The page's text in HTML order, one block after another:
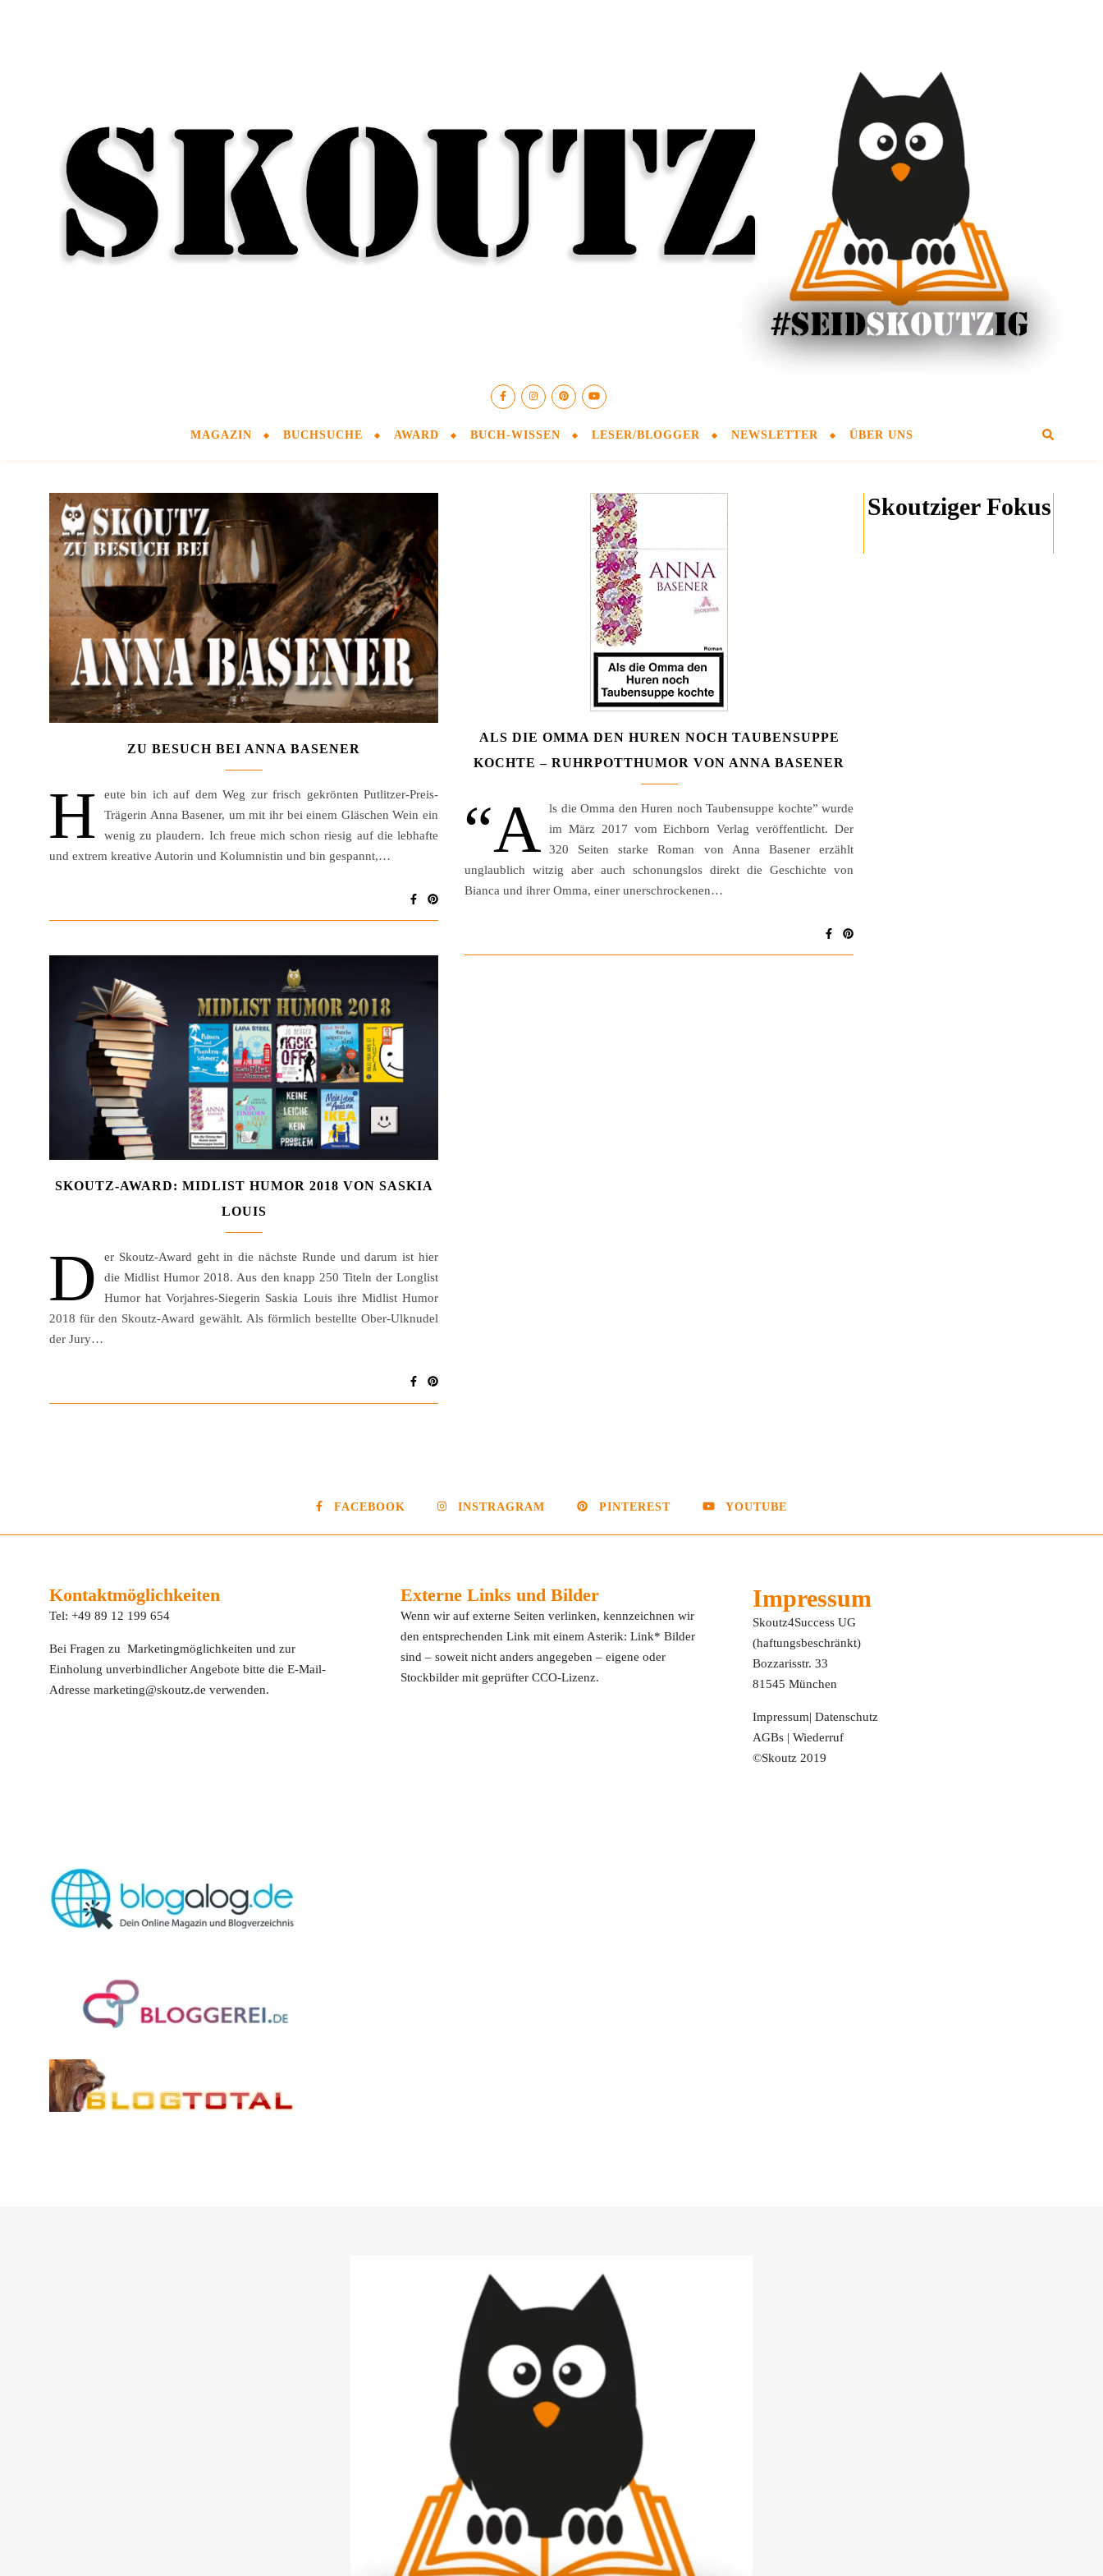
MAGAZIN BUCHSUCHE AWARD BUCH-WISSEN LESER/BLOGGER NEWSLETTER ÜBER UNS
ZU BESUCH BEI ANNA BASENER
H
eute bin ich auf dem Weg zur frisch gekrönten Putlitzer-Preis-
Trägerin Anna Basener, um mit ihr bei einem Gläschen Wein ein
wenig zu plaudern. Ich freue mich schon riesig auf die lebhafte
und extrem kreative Autorin und Kolumnistin und bin gespannt,…
ALS DIE OMMA DEN HUREN NOCH TAUBENSUPPE
KOCHTE – RUHRPOTTHUMOR VON ANNA BASENER
“A
ls die Omma den Huren noch Taubensuppe kochte” wurde
im März 2017 vom Eichborn Verlag veröffentlicht. Der
320 Seiten starke Roman von Anna Basener erzählt
unglaublich witzig aber auch schonungslos direkt die Geschichte von
Bianca und ihrer Omma, einer unerschrockenen…
SKOUTZ-AWARD: MIDLIST HUMOR 2018 VON SASKIA
LOUIS
D
er Skoutz-Award geht in die nächste Runde und darum ist hier
die Midlist Humor 2018. Aus den knapp 250 Titeln der Longlist
Humor hat Vorjahres-Siegerin Saskia Louis ihre Midlist Humor
2018 für den Skoutz-Award gewählt. Als förmlich bestellte Ober-Ulknudel
der Jury…
Skoutziger Fokus
FACEBOOK INSTRAGRAM PINTEREST YOUTUBE
Kontaktmöglichkeiten
Tel: +49 89 12 199 654
Bei Fragen zu Marketingmöglichkeiten und zur
Einholung unverbindlicher Angebote bitte die E-Mail-
Adresse marketing@skoutz.de verwenden.
Externe Links und Bilder
Wenn wir auf externe Seiten verlinken, kennzeichnen wir
den entsprechenden Link mit einem Asterik: Link* Bilder
sind – soweit nicht anders angegeben – eigene oder
Stockbilder mit geprüfter CCO-Lizenz.
Impressum
Skoutz4Success UG
(haftungsbeschränkt)
Bozzarisstr. 33
81545 München
Impressum| Datenschutz
AGBs| Wiederruf
©Skoutz 2019